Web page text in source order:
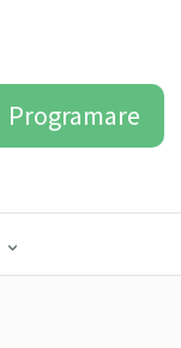
Programare